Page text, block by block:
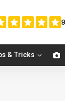
& Tricks